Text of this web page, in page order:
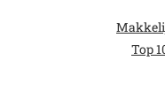
Top